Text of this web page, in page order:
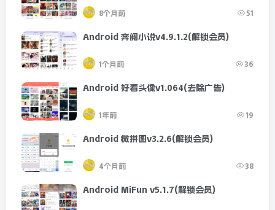
8个月前 51
Android 奔阅小说v4.9.1.2(解锁会员)
1个月前 36
Android 好看头像v1.064(去除广告)
1年前 19
Android 微拼图v3.2.6(解锁会员)
4个月前 38
Android MiFun v5.1.7(解锁会员)